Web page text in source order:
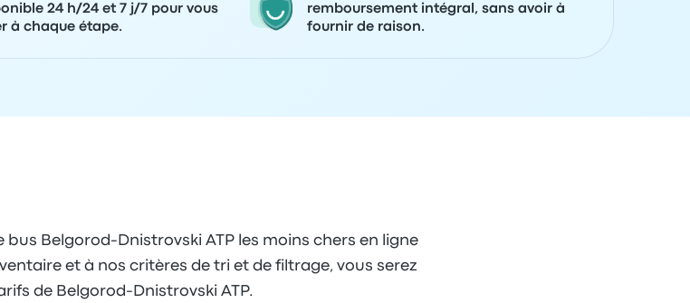
24 h/24 et 7 j/7 pour vous
à chaque étape.
remboursement intégral, sans avoir à
fournir de raison.
bus Belgorod-Dnistrovski ATP les moins chers en ligne
et à nos critères de tri et de filtrage, vous serez
de Belgorod-Dnistrovski ATP.